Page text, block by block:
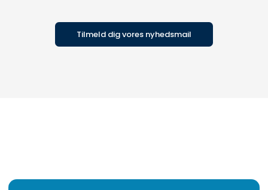
Tilmeld dig vores nyhedsmail